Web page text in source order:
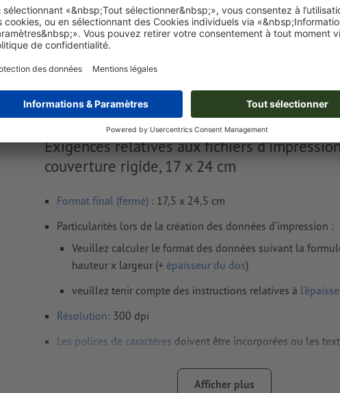
€ 53,94
Livraison approx. :
ven. 21 août - mar. 25 août
Poids: env.
210,13 g
Exigences relatives aux fichiers
couverture rigide, 17 x 24 cm
Format final (fermé) : 17,5 x 24,5 cm
Particularités lors de la création des données d'impression :
Veuillez calculer le format des données suivant la
hauteur x largeur (+ épaisseur du dos)
veuillez tenir compte des instructions relatives à
Résolution: 300 dpi
Les polices de caractères doivent être incorporées ou les
CMJN, FOGRA51 (PSO Coated v3) pour les
Afficher plus